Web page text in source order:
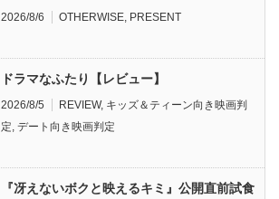
2026/8/6 OTHERWISE, PRESENT
ドラマなふたり【レビュー】
2026/8/5 REVIEW, キッズ＆ティーン向き映画判
定, デート向き映画判定
『冴えないボクと映えるキミ』公開直前試食